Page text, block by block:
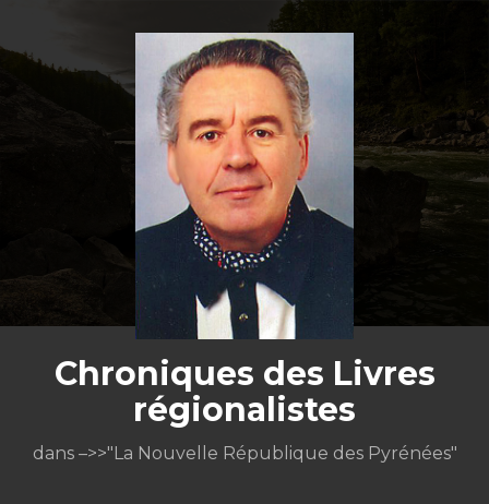
contenu
Chroniques des Livres
régionalistes
dans –>>"La Nouvelle République des Pyrénées"